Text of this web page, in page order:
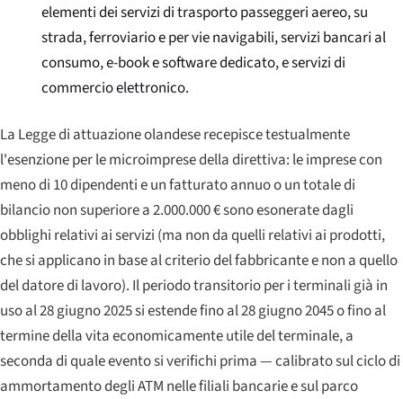
elementi dei servizi di trasporto passeggeri aereo, su
strada, ferroviario e per vie navigabili, servizi bancari al
consumo, e-book e software dedicato, e servizi di
commercio elettronico.
La Legge di attuazione olandese recepisce testualmente
l'esenzione per le microimprese della direttiva: le imprese con
meno di 10 dipendenti e un fatturato annuo o un totale di
bilancio non superiore a 2.000.000 € sono esonerate dagli
obblighi relativi ai servizi (ma non da quelli relativi ai prodotti,
che si applicano in base al criterio del fabbricante e non a quello
del datore di lavoro). Il periodo transitorio per i terminali già in
uso al 28 giugno 2025 si estende fino al 28 giugno 2045 o fino al
termine della vita economicamente utile del terminale, a
seconda di quale evento si verifichi prima — calibrato sul ciclo di
ammortamento degli ATM nelle filiali bancarie e sul parco